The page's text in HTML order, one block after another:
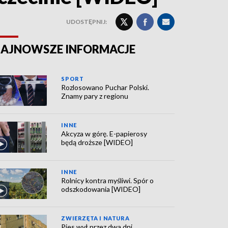
UDOSTĘPNIJ:
INFORMACJE
SPORT
Rozlosowano Puchar Polski.
Znamy pary z regionu
INNE
Akcyza w górę. E-papierosy
będą droższe [WIDEO]
INNE
Rolnicy kontra myśliwi. Spór o
odszkodowania [WIDEO]
ZWIERZĘTA I NATURA